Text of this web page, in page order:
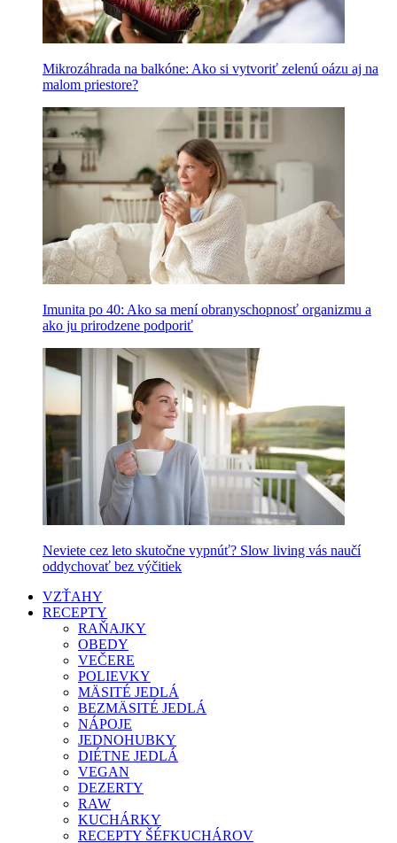
Mikrozáhrada na balkóne: Ako si vytvoriť zelenú oázu aj na
malom priestore?
Imunita po 40: Ako sa mení obranyschopnosť organizmu a
ako ju prirodzene podporiť
Neviete cez leto skutočne vypnúť? Slow living vás naučí
oddychovať bez výčitiek
VZŤAHY
RECEPTY
RAŇAJKY
OBEDY
VEČERE
POLIEVKY
MÄSITÉ JEDLÁ
BEZMÄSITÉ JEDLÁ
NÁPOJE
JEDNOHUBKY
DIÉTNE JEDLÁ
VEGAN
DEZERTY
RAW
KUCHÁRKY
RECEPTY ŠÉFKUCHÁROV